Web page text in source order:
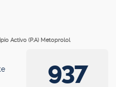
Activo (P.A) Metoprolol
937